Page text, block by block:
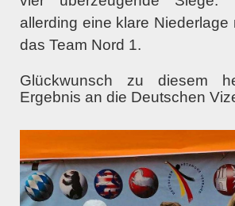
allerding eine klare Niederlage
das Team Nord 1.
Glückwunsch zu diesem
Ergebnis an die Deutschen